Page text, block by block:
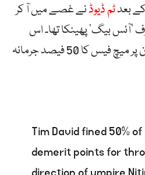
بعدٹم ڈیوڈنے غصے میں آ کر
‘آئس بیگ’ پھینکا تھا۔ اس
رویے پر ایکشن لیتے ہوئے ان پر میچ فیس کا 50 فیصد جرمانہ
Tim David fined 50%
demerit points for